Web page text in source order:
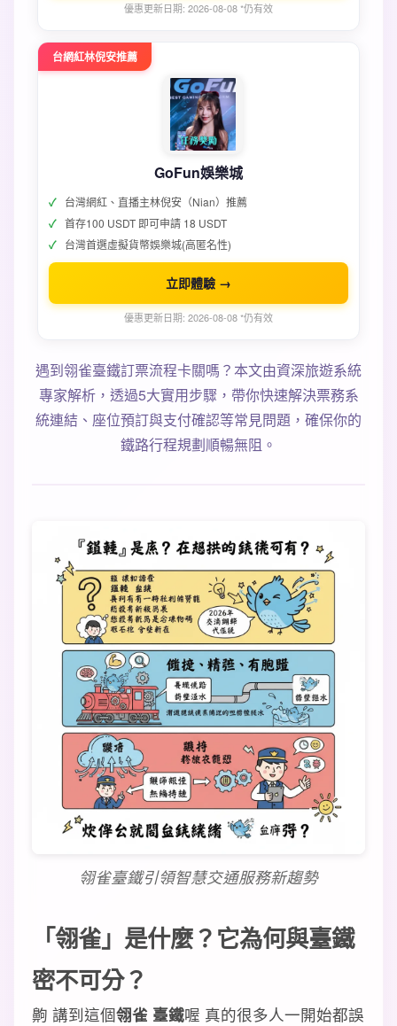
優惠更新日期: 2026-08-08 *仍有效
台網紅林倪安推薦
GoFun娛樂城
台灣網紅、直播主林倪安（Nian）推薦
首存100 USDT 即可申請 18 USDT
台灣首選虛擬貨幣娛樂城(高匿名性)
立即體驗 →
優惠更新日期: 2026-08-08 *仍有效
遇到翎雀臺鐵訂票流程卡關嗎？本文由資深旅遊系統
專家解析，透過5大實用步驟，帶你快速解決票務系
統連結、座位預訂與支付確認等常見問題，確保你的
鐵路行程規劃順暢無阻。
翎雀臺鐵引領智慧交通服務新趨勢
「翎雀」是什麼？它為何與臺鐵
密不可分？
齁 講到這個翎雀 臺鐵喔 真的很多人一開始都誤